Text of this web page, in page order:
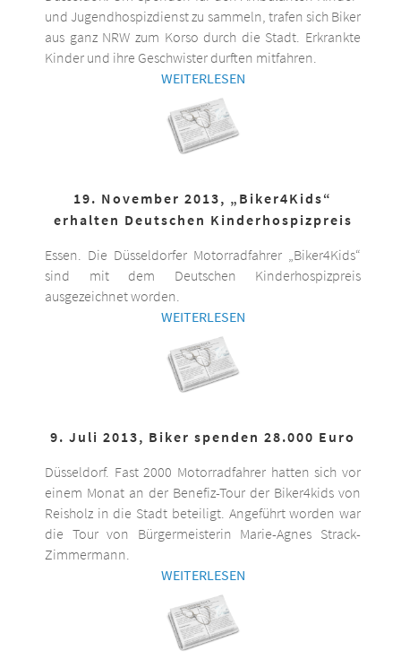
und Jugendhospizdienst zu sammeln, trafen sich Biker
aus ganz NRW zum Korso durch die Stadt. Erkrankte
Kinder und ihre Geschwister durften mitfahren.
WEITERLESEN
19. November 2013, „Biker4Kids“
erhalten Deutschen Kinderhospizpreis
Essen. Die Düsseldorfer Motorradfahrer „Biker4Kids“
sind mit dem Deutschen Kinderhospizpreis
ausgezeichnet worden.
WEITERLESEN
9. Juli 2013, Biker spenden 28.000 Euro
Düsseldorf. Fast 2000 Motorradfahrer hatten sich vor
einem Monat an der Benefiz-Tour der Biker4kids von
Reisholz in die Stadt beteiligt. Angeführt worden war
die Tour von Bürgermeisterin Marie-Agnes Strack-
Zimmermann.
WEITERLESEN